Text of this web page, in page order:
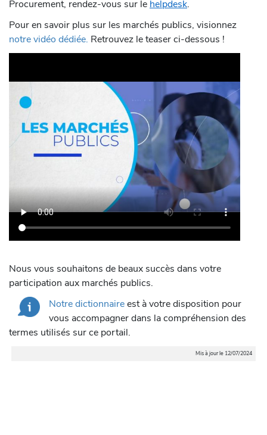
Procurement, rendez-vous sur le helpdesk.
Pour en savoir plus sur les marchés publics, visionnez
notre vidéo dédiée. Retrouvez le teaser ci-dessous !
Nous vous souhaitons de beaux succès dans votre
participation aux marchés publics.
Notre dictionnaireest à votre disposition pour
vous accompagner dans la compréhension des
termes utilisés sur ce portail.
Mis à jour le 12/07/2024